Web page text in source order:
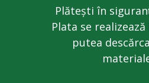
Plătești în
Plata se
putea